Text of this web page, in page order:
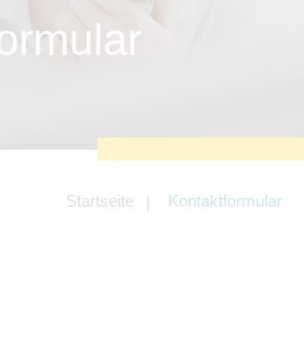
Startseite Kontaktformular
und Targeting-Cookies
einschließlich der
von z.B. Facebook und